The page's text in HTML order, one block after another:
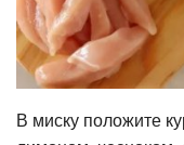
В миску положите